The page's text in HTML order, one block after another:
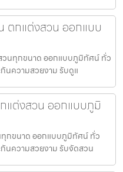
ตกแต่งสวน ออกแบบ
นทุกขนาด ออกแบบภูมิทัศน์ ทั่ว
นความสวยงาม รับดูแ
แต่งสวน ออกแบบภูมิ
กขนาด ออกแบบภูมิทัศน์ ทั่ว
นความสวยงาม รับจัดสวน